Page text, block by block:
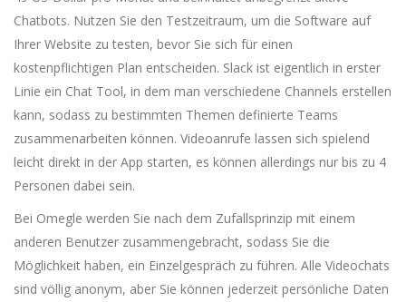
Chatbots. Nutzen Sie den Testzeitraum, um die Software auf
Ihrer Website zu testen, bevor Sie sich für einen
kostenpflichtigen Plan entscheiden. Slack ist eigentlich in erster
Linie ein Chat Tool, in dem man verschiedene Channels erstellen
kann, sodass zu bestimmten Themen definierte Teams
zusammenarbeiten können. Videoanrufe lassen sich spielend
leicht direkt in der App starten, es können allerdings nur bis zu 4
Personen dabei sein.
Bei Omegle werden Sie nach dem Zufallsprinzip mit einem
anderen Benutzer zusammengebracht, sodass Sie die
Möglichkeit haben, ein Einzelgespräch zu führen. Alle Videochats
sind völlig anonym, aber Sie können jederzeit persönliche Daten